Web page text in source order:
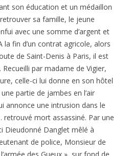
son éducation et un médaillon
sa famille, le jeune
avec une somme d’argent et
la fin d’un contrat agricole, alors
de Saint-Denis à Paris, il est
par madame de Vigier,
celle-ci lui donne en son hôtel
partie de jambes en l’air
annonce une intrusion dans le
mort assassiné. Par une
Dieudonné Danglet mêlé à
de police, Monsieur de